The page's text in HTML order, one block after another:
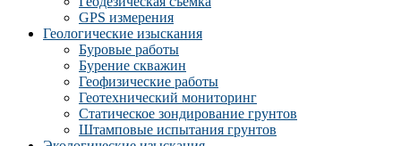
GPS измерения
Геологические изыскания
Буровые работы
Бурение скважин
Геофизические работы
Геотехнический мониторинг
Статическое зондирование грунтов
Штамповые испытания грунтов